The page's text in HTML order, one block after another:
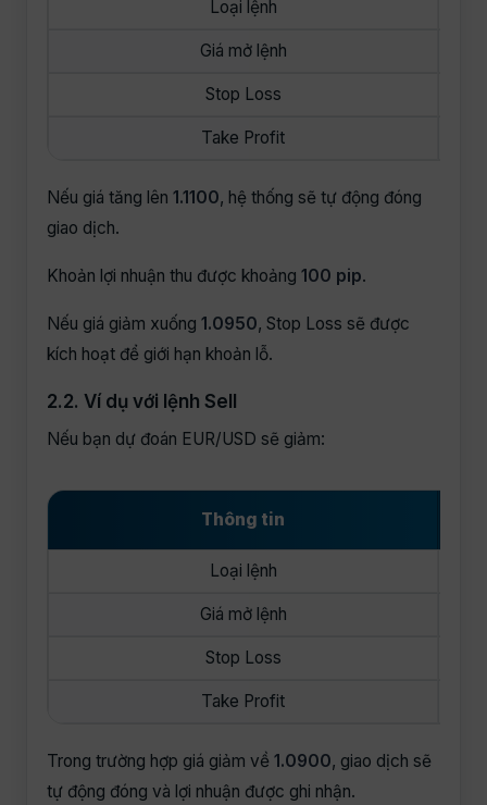
Loại lệnh
Giá mở lệnh
Stop Loss
Take Profit
Nếu giá tăng lên 1.1100, hệ thống sẽ tự động đóng
giao dịch.
Khoản lợi nhuận thu được khoảng 100 pip.
Nếu giá giảm xuống 1.0950, Stop Loss sẽ được
kích hoạt để giới hạn khoản lỗ.
2.2. Ví dụ với lệnh Sell
Nếu bạn dự đoán EUR/USD sẽ giảm:
Thông tin
Loại lệnh
Giá mở lệnh
Stop Loss
Take Profit
Trong trường hợp giá giảm về 1.0900, giao dịch sẽ
tự động đóng và lợi nhuận được ghi nhận.